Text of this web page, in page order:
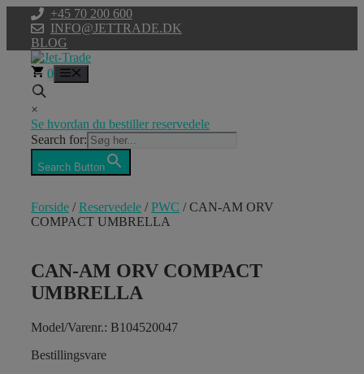
indhold
+45 70 200 600
INFO@JETTRADE.DK
BLOG
0
×
Se hvordan du bestiller reservedele
Search for:
Search Button
Forside /Reservedele /PWC / CAN-AM ORV
COMPACT UMBRELLA
CAN-AM ORV COMPACT
UMBRELLA
Model/Varenr.: B104520047
Bestillingsvare